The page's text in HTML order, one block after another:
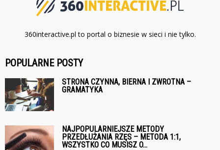
360interactive.pl to portal o biznesie w sieci i nie tylko.
POPULARNE POSTY
STRONA CZYNNA, BIERNA I ZWROTNA –
GRAMATYKA
NAJPOPULARNIEJSZE METODY
PRZEDŁUŻANIA RZĘS – METODA 1:1,
WSZYSTKO CO MUSISZ O...